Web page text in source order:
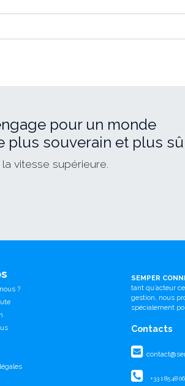
pour un monde
plus souverain et plus
vitesse supérieure.
?
SEMPER
tant qu’acteur
gestion, nous
spécialement
Contacts
+33 1 85 48